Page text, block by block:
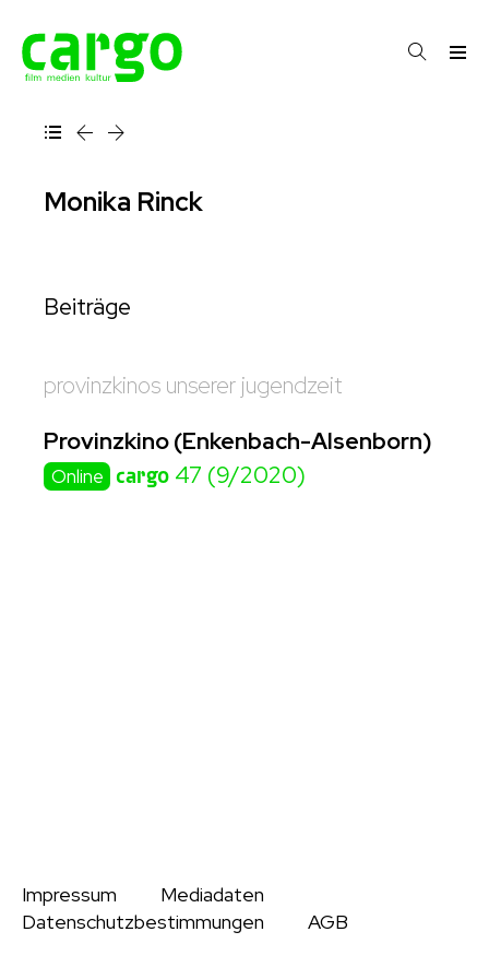
Monika Rinck
Beiträge
provinzkinos unserer jugendzeit
Provinzkino (Enkenbach-Alsenborn)
Online cargo 47 (9/2020)
Impressum
Mediadaten
Datenschutzbestimmungen
AGB